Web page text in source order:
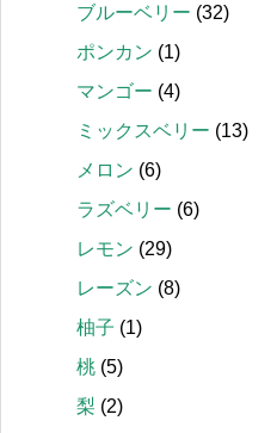
ブルーベリー (32)
ポンカン (1)
マンゴー (4)
ミックスベリー (13)
メロン (6)
ラズベリー (6)
レモン (29)
レーズン (8)
柚子 (1)
桃 (5)
梨 (2)